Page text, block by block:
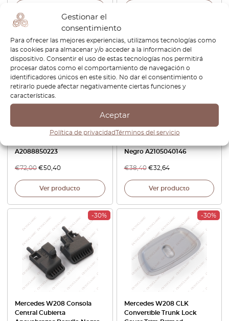
Gestionar el
consentimiento
Para ofrecer las mejores experiencias, utilizamos tecnologías como
las cookies para almacenar y/o acceder a la información del
dispositivo. Consentir el uso de estas tecnologías nos permitirá
procesar datos como el comportamiento de navegación o
identificadores únicos en este sitio. No dar el consentimiento o
retirarlo puede afectar negativamente ciertas funciones y
características.
Aceptar
Política de privacidadTérminos del servicio
Embellecedor Parachoques
A2088850223
€72,00 €50,40
Ver producto
W202 / W208 / W210 / 414
Negro A2105040146
€38,40 €32,64
Ver producto
-30%
Mercedes W208 Consola
Central Cubierta
-30%
Mercedes W208 CLK
Convertible Trunk Lock